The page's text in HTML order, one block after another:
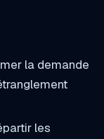
la demande
les